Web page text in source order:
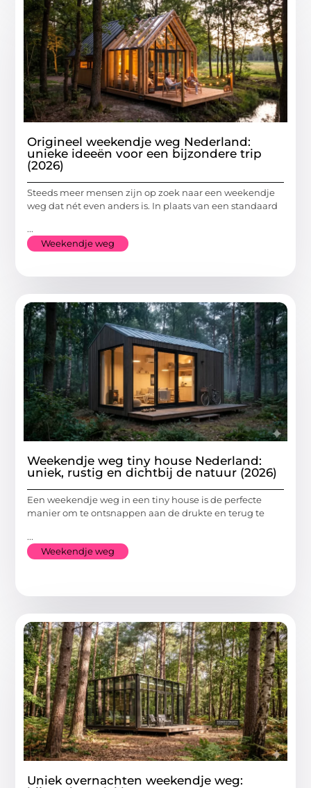
Origineel weekendje weg Nederland:
unieke ideeën voor een bijzondere trip
(2026)
Steeds meer mensen zijn op zoek naar een weekendje
weg dat nét even anders is. In plaats van een standaard
...
Weekendje weg
Weekendje weg tiny house Nederland:
uniek, rustig en dichtbij de natuur (2026)
Een weekendje weg in een tiny house is de perfecte
manier om te ontsnappen aan de drukte en terug te
...
Weekendje weg
Uniek overnachten weekendje weg: